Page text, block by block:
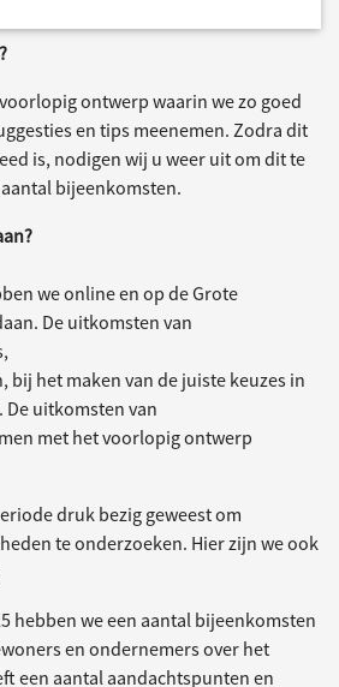
ontwerp waarin we zo goed
en tips meenemen. Zodra dit
is, nodigen wij u weer uit om dit te
bijeenkomsten.
we online en op de Grote
De uitkomsten van
bij het maken van de juiste keuzes in
uitkomsten van
met het voorlopig ontwerp
druk bezig geweest om
te onderzoeken. Hier zijn we ook
hebben we een aantal bijeenkomsten
en ondernemers over het
een aantal aandachtspunten en